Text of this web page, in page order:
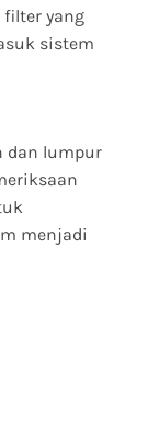
filter yang
sistem
dan lumpur
menjadi